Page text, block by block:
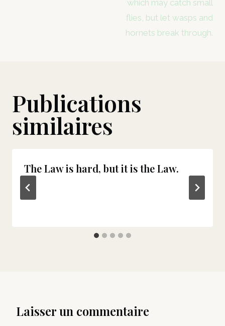
which may catch small
flies, but let wasps and
hornets break through.
Publications
similaires
The Law is hard, but it is the Law.
Laisser un commentaire